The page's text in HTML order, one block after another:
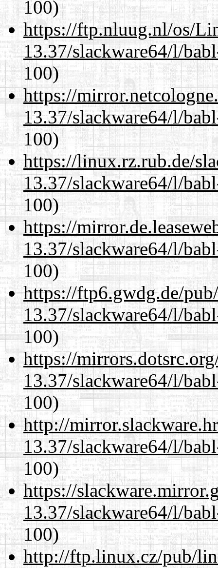
100)
https://ftp.nluug.nl/os/
13.37/slackware64/l/
100)
https://
13.37/slackware64/l/
100)
https://linux.rz.rub.de/
13.37/slackware64/l/
100)
https://
13.37/slackware64/l/
100)
https://ftp6.gwdg.de/
13.37/slackware64/l/
100)
https://
13.37/slackware64/l/
100)
http://
13.37/slackware64/l/
100)
https://
13.37/slackware64/l/
100)
http://ftp.linux.cz/pub/